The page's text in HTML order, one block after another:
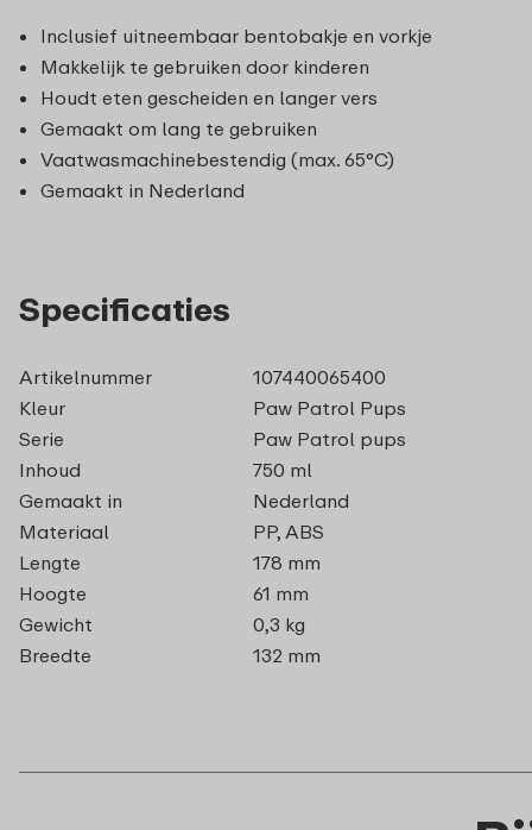
Inclusief uitneembaar bentobakje en vorkje
Makkelijk te gebruiken door kinderen
Houdt eten gescheiden en langer vers
Gemaakt om lang te gebruiken
Vaatwasmachinebestendig (max. 65°C)
Gemaakt in Nederland
Specificaties
Artikelnummer
107440065400
Kleur
Paw Patrol Pups
Serie
Paw Patrol pups
Inhoud
750 ml
Gemaakt in
Nederland
Materiaal
PP, ABS
Lengte
178 mm
Hoogte
61 mm
Gewicht
0,3 kg
Breedte
132 mm